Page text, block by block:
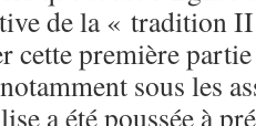
de la « tradition
cette première
sous les
a été poussée à